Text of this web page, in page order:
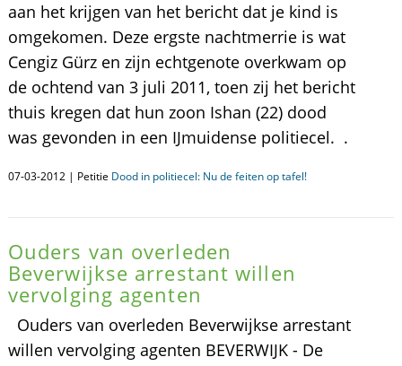
aan het krijgen van het bericht dat je kind is
omgekomen. Deze ergste nachtmerrie is wat
Cengiz Gürz en zijn echtgenote overkwam op
de ochtend van 3 juli 2011, toen zij het bericht
thuis kregen dat hun zoon Ishan (22) dood
was gevonden in een IJmuidense politiecel. .
07-03-2012 | Petitie Dood in politiecel: Nu de feiten op tafel!
Ouders van overleden
Beverwijkse arrestant willen
vervolging agenten
Ouders van overleden Beverwijkse arrestant
willen vervolging agenten BEVERWIJK - De